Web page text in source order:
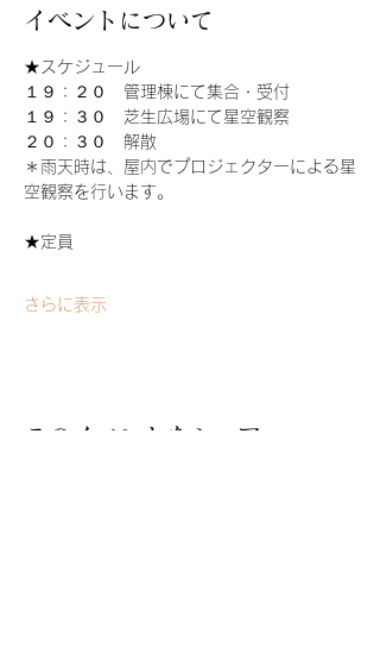
イベントについて
★スケジュール
１９：２０　管理棟にて集合・受付
１９：３０　芝生広場にて星空観察
２０：３０　解散
＊雨天時は、屋内でプロジェクターによる星
空観察を行います。
★定員
さらに表示
このイベントをシェア